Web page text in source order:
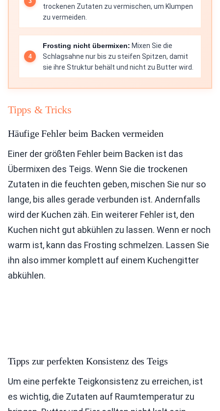
trockenen Zutaten zu vermischen, um Klumpen
zu vermeiden.
Frosting nicht übermixen: Mixen Sie die
Schlagsahne nur bis zu steifen Spitzen, damit
sie ihre Struktur behält und nicht zu Butter wird.
Tipps & Tricks
Häufige Fehler beim Backen vermeiden
Einer der größten Fehler beim Backen ist das
Übermixen des Teigs. Wenn Sie die trockenen
Zutaten in die feuchten geben, mischen Sie nur so
lange, bis alles gerade verbunden ist. Andernfalls
wird der Kuchen zäh. Ein weiterer Fehler ist, den
Kuchen nicht gut abkühlen zu lassen. Wenn er noch
warm ist, kann das Frosting schmelzen. Lassen Sie
ihn also immer komplett auf einem Kuchengitter
abkühlen.
Tipps zur perfekten Konsistenz des Teigs
Um eine perfekte Teigkonsistenz zu erreichen, ist
es wichtig, die Zutaten auf Raumtemperatur zu